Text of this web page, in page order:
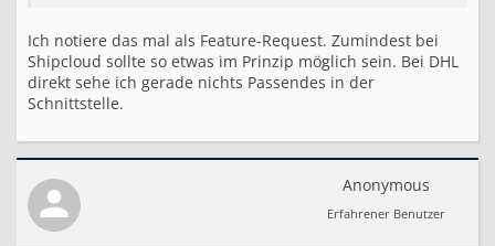
Ich notiere das mal als Feature-Request. Zumindest bei
Shipcloud sollte so etwas im Prinzip möglich sein. Bei DHL
direkt sehe ich gerade nichts Passendes in der
Schnittstelle.
Anonymous
Erfahrener Benutzer